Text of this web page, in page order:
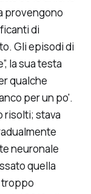
provengono
di
Gli episodi di
la sua testa
qualche
per un po'.
risolti; stava
neuronale
quella
troppo